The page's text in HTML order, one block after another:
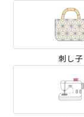
刺し子